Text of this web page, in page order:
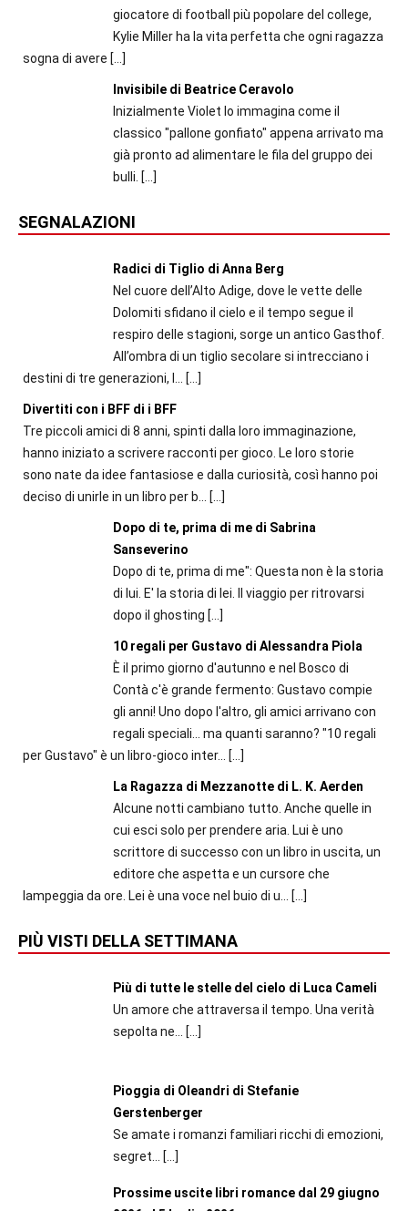
giocatore di football più popolare del college,
Kylie Miller ha la vita perfetta che ogni ragazza
sogna di avere […]
Invisibile di Beatrice Ceravolo
Inizialmente Violet lo immagina come il
classico "pallone gonfiato" appena arrivato ma
già pronto ad alimentare le fila del gruppo dei
bulli. […]
SEGNALAZIONI
Radici di Tiglio di Anna Berg
Nel cuore dell’Alto Adige, dove le vette delle
Dolomiti sfidano il cielo e il tempo segue il
respiro delle stagioni, sorge un antico Gasthof.
All’ombra di un tiglio secolare si intrecciano i
destini di tre generazioni, l...
[…]
Divertiti con i BFF di i BFF
Tre piccoli amici di 8 anni, spinti dalla loro immaginazione,
hanno iniziato a scrivere racconti per gioco. Le loro storie
sono nate da idee fantasiose e dalla curiosità, così hanno poi
deciso di unirle in un libro per b...
[…]
Dopo di te, prima di me di Sabrina
Sanseverino
Dopo di te, prima di me": Questa non è la storia
di lui. E' la storia di lei. Il viaggio per ritrovarsi
dopo il ghosting […]
10 regali per Gustavo di Alessandra Piola
È il primo giorno d'autunno e nel Bosco di
Contà c'è grande fermento: Gustavo compie
gli anni! Uno dopo l'altro, gli amici arrivano con
regali speciali... ma quanti saranno? "10 regali
per Gustavo" è un libro-gioco inter...
[…]
La Ragazza di Mezzanotte di L. K. Aerden
Alcune notti cambiano tutto. Anche quelle in
cui esci solo per prendere aria. Lui è uno
scrittore di successo con un libro in uscita, un
editore che aspetta e un cursore che
lampeggia da ore. Lei è una voce nel buio di u...
[…]
PIÙ VISTI DELLA SETTIMANA
Più di tutte le stelle del cielo di Luca Cameli
Un amore che attraversa il tempo. Una verità
sepolta ne...
[…]
Pioggia di Oleandri di Stefanie
Gerstenberger
Se amate i romanzi familiari ricchi di emozioni,
segret...
[…]
Prossime uscite libri romance dal 29 giugno